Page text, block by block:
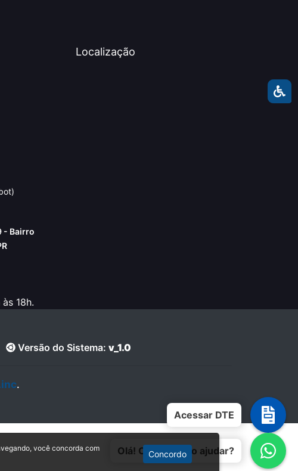
Acessar DTE
Olá! Como posso ajudar?
- Bairro
Localização
18h.
Versão do Sistema: v_1.0
.
você concorda com
Concordo